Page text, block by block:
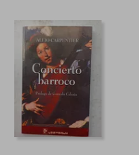
6%
dcto.